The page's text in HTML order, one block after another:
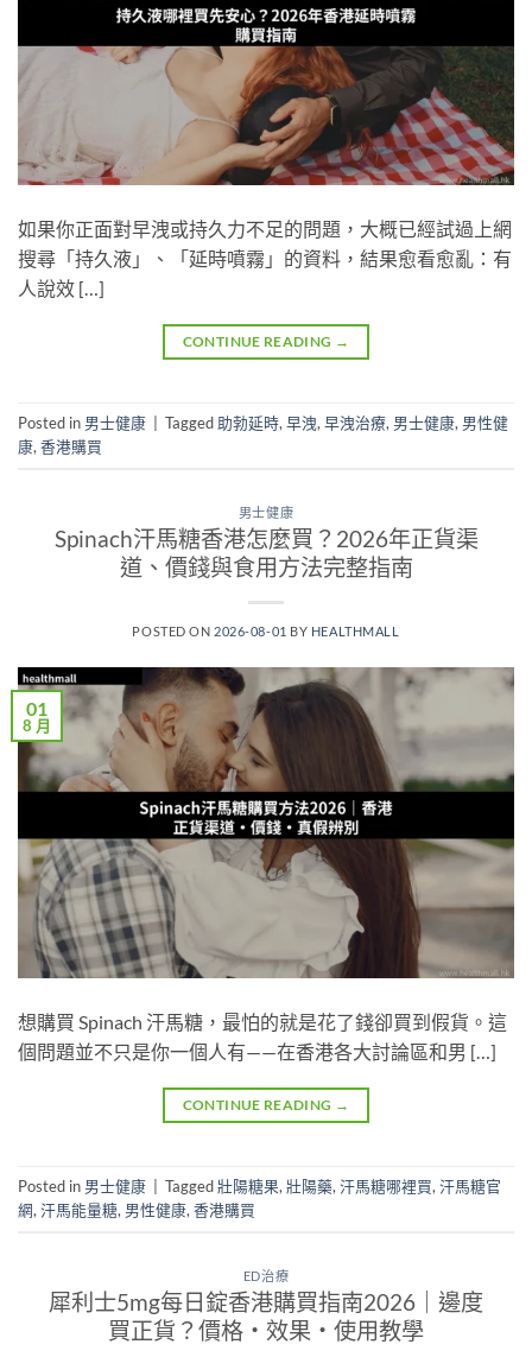
如果你正面對早洩或持久力不足的問題，大概已經試過上網
搜尋「持久液」、「延時噴霧」的資料，結果愈看愈亂：有
人說效 […]
CONTINUE READING →
Posted in 男士健康 Tagged 助勃延時, 早洩, 早洩治療, 男士健康, 男性健
康, 香港購買
男士健康
Spinach汗馬糖香港怎麼買？2026年正貨渠
道、價錢與食用方法完整指南
POSTED ON 2026-08-01 BY HEALTHMALL
01
8 月
想購買 Spinach 汗馬糖，最怕的就是花了錢卻買到假貨。這
個問題並不只是你一個人有——在香港各大討論區和男 […]
CONTINUE READING →
Posted in 男士健康 Tagged壯陽糖果, 壯陽藥, 汗馬糖哪裡買, 汗馬糖官
網, 汗馬能量糖, 男性健康, 香港購買
ED治療
犀利士5mg每日錠香港購買指南2026｜邊度
買正貨？價格・效果・使用教學